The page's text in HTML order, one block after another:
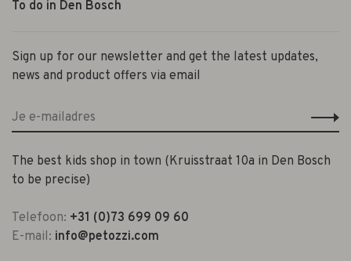
To do in Den Bosch
Sign up for our newsletter and get the latest updates,
news and product offers via email
The best kids shop in town (Kruisstraat 10a in Den Bosch
to be precise)
Telefoon: +31 (0)73 699 09 60
E-mail: info@petozzi.com